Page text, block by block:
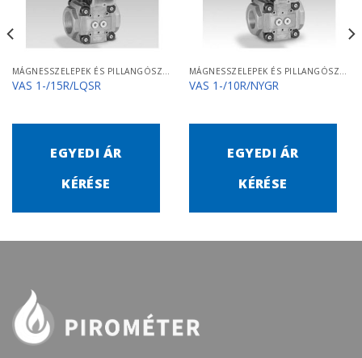
MÁGNESSZELEPEK ÉS PILLANGÓSZELEPEK
VAS 1-/15R/LQSR
EGYEDI ÁR
KÉRÉSE
MÁGNESSZELEPEK ÉS PILLANGÓSZELEPEK
VAS 1-/10R/NYGR
EGYEDI ÁR
KÉRÉSE